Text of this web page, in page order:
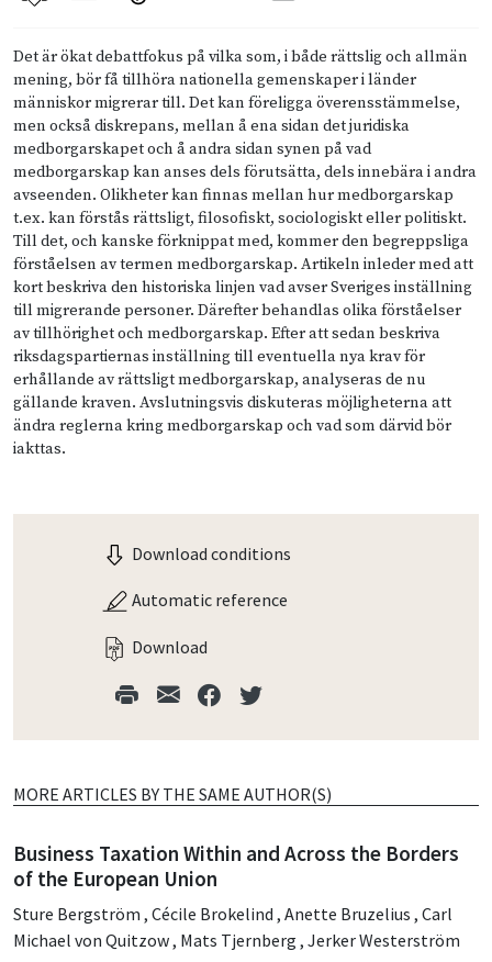
Det är ökat debattfokus på vilka som, i både rättslig och allmän
mening, bör få tillhöra nationella gemenskaper i länder
människor migrerar till. Det kan föreligga överensstämmelse,
men också diskrepans, mellan å ena sidan det juridiska
medborgarskapet och å andra sidan synen på vad
medborgarskap kan anses dels förutsätta, dels innebära i andra
avseenden. Olikheter kan finnas mellan hur medborgarskap
t.ex. kan förstås rättsligt, filosofiskt, sociologiskt eller politiskt.
Till det, och kanske förknippat med, kommer den begreppsliga
förståelsen av termen medborgarskap. Artikeln inleder med att
kort beskriva den historiska linjen vad avser Sveriges inställning
till migrerande personer. Därefter behandlas olika förståelser
av tillhörighet och medborgarskap. Efter att sedan beskriva
riksdagspartiernas inställning till eventuella nya krav för
erhållande av rättsligt medborgarskap, analyseras de nu
gällande kraven. Avslutningsvis diskuteras möjligheterna att
ändra reglerna kring medborgarskap och vad som därvid bör
iakttas.
Download conditions
Automatic reference
Download
MORE ARTICLES BY THE SAME AUTHOR(S)
Business Taxation Within and Across the Borders
of the European Union
Sture Bergström , Cécile Brokelind , Anette Bruzelius , Carl
Michael von Quitzow, Mats Tjernberg , Jerker Westerström